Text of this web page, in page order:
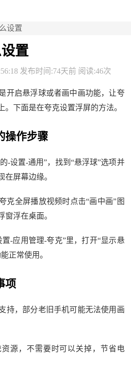
设置
置
发布时间:74天前 阅读:46次
开启悬浮球或者画中画功能，让夸
。下面是在夸克设置浮屏的方法。
操作步骤
-设置-通用”，找到“悬浮球”选项并
在屏幕边缘。
克全屏播放视频时点击“画中画”图
窗浮在桌面。
-应用管理-夸克”里，打开“显示悬
正常使用。
项
持，部分老旧手机可能无法使用画
源，不需要时可以关掉，节省电